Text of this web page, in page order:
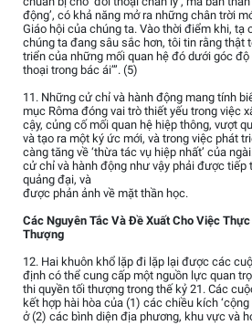
động’, có khả năng mở ra những chân trời
Giáo hội của chúng ta. Vào thời điểm khi, tạ
chúng ta đang sâu sắc hơn, tôi tin rằng thật
triển của những mối quan hệ đó dưới góc độ
thoại trong bác ái’”. (5)
11. Những cử chỉ và hành động mang tính
mục Rôma đóng vai trò thiết yếu trong việc
cậy, củng cố mối quan hệ hiệp thông, vượt
và tạo ra một ký ức mới, và trong việc phát
càng tăng về ‘thừa tác vụ hiệp nhất’ của
cử chỉ và hành động như vậy phải được tiếp
quảng đại, và
được phản ảnh về mặt thần học.
Các Nguyên Tắc Và Đề Xuất Cho Việc
Thượng
12. Hai khuôn khổ lặp đi lặp lại được các
định có thể cung cấp một nguồn lực quan
thi quyền tối thượng trong thế kỷ 21. Các
kết hợp hài hòa của (1) các chiều kích ‘cộng
ở (2) các bình diện địa phương, khu vực và